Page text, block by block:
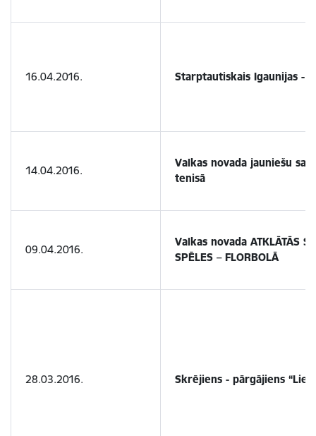
16.04.2016. Starptautiskais Igaunijas -
14.04.2016.
Valkas novada jauniešu
tenisā
09.04.2016.
Valkas novada ATKLĀTĀS
SPĒLES – FLORBOLĀ
28.03.2016. Skrējiens - pārgājiens